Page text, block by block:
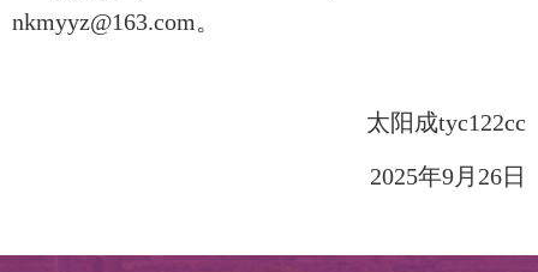
nkmyyz@163.com。
太阳成tyc122cc
2025年9月 26日